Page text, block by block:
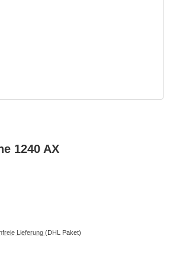
1240 AX
Lieferung (DHL Paket)